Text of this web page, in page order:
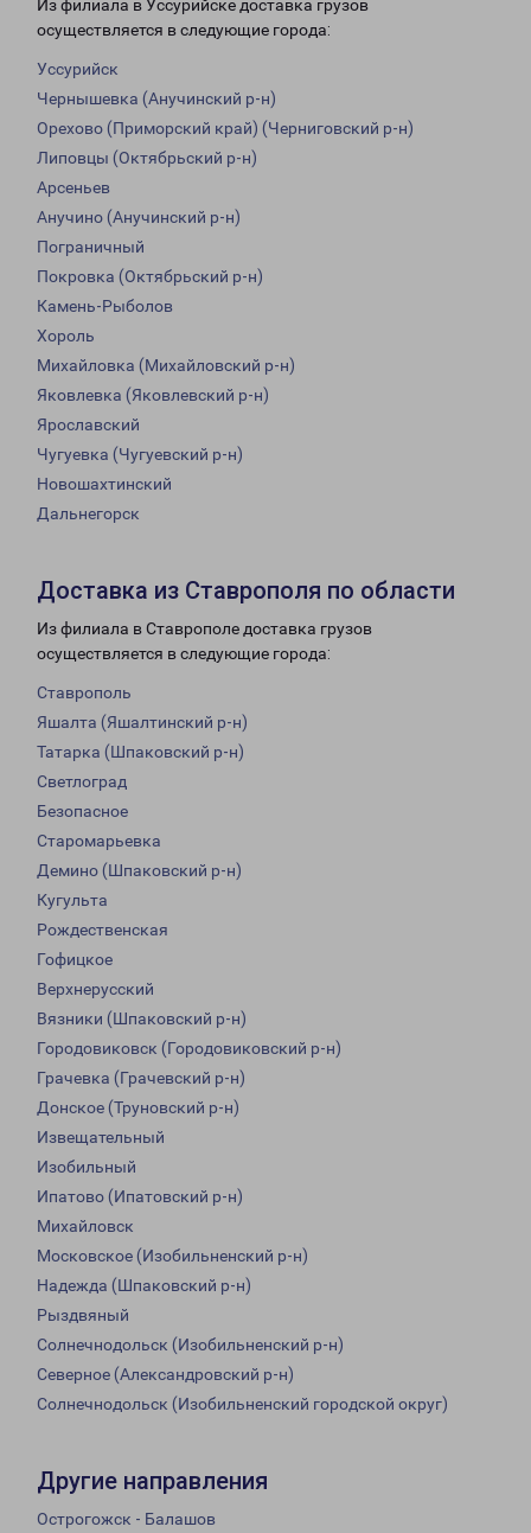
Из филиала в Уссурийске доставка грузов
осуществляется в следующие города:
Уссурийск
Чернышевка (Анучинский р-н)
Орехово (Приморский край) (Черниговский р-н)
Липовцы (Октябрьский р-н)
Арсеньев
Анучино (Анучинский р-н)
Пограничный
Покровка (Октябрьский р-н)
Камень-Рыболов
Хороль
Михайловка (Михайловский р-н)
Яковлевка (Яковлевский р-н)
Ярославский
Чугуевка (Чугуевский р-н)
Новошахтинский
Дальнегорск
Доставка из Ставрополя по области
Из филиала в Ставрополе доставка грузов
осуществляется в следующие города:
Ставрополь
Яшалта (Яшалтинский р-н)
Татарка (Шпаковский р-н)
Светлоград
Безопасное
Старомарьевка
Демино (Шпаковский р-н)
Кугульта
Рождественская
Гофицкое
Верхнерусский
Вязники (Шпаковский р-н)
Городовиковск (Городовиковский р-н)
Грачевка (Грачевский р-н)
Донское (Труновский р-н)
Извещательный
Изобильный
Ипатово (Ипатовский р-н)
Михайловск
Московское (Изобильненский р-н)
Надежда (Шпаковский р-н)
Рыздвяный
Солнечнодольск (Изобильненский р-н)
Северное (Александровский р-н)
Солнечнодольск (Изобильненский городской округ)
Другие направления
Острогожск - Балашов